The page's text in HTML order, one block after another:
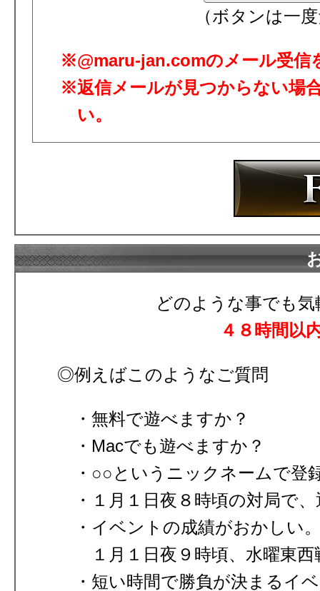
（ボタンは一
@maru-jan.comのメール受信
返信メールが見つからない場
い。
どのような事でも
４８時間以
◎例えばこのようなご質問
無料で遊べますか？
Macでも遊べますか？
○○というニックネームで登
１月１日夜８時頃の対局で
イベントの成績がおかしい
１月１日夜９時頃、水曜東
短い時間で勝負が決まるイ